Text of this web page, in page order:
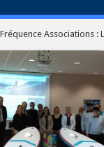
Fréquence Associations :